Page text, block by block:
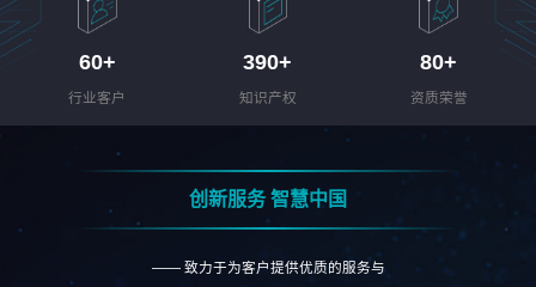
60+
行业客户
390+
知识产权
80+
资质荣誉
创新服务 智慧中国
—— 致力于为客户提供优质的服务与